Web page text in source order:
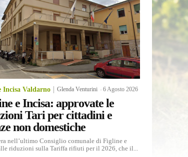
Incisa Valdarno Glenda Venturini -6 Agosto 2026
e Incisa: approvate le
Tari per cittadini e
non domestiche
nell’ultimo Consiglio comunale di Figline e
riduzioni sulla Tariffa rifiuti per il 2026, che il...